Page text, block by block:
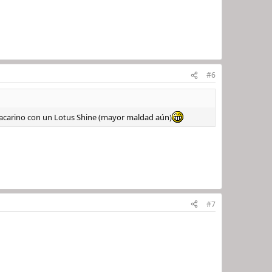
#6
con un Lotus Shine (mayor maldad aún)
#7